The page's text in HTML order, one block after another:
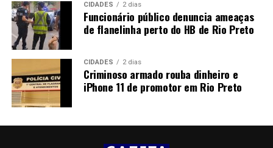
CIDADES 2 dias
Funcionário público denuncia ameaças
de flanelinha perto do HB de Rio Preto
CIDADES 2 dias
Criminoso armado rouba dinheiro e
iPhone 11 de promotor em Rio Preto